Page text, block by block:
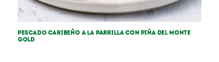
Pescado caribeño a la parrilla con piña Del Monte
Gold